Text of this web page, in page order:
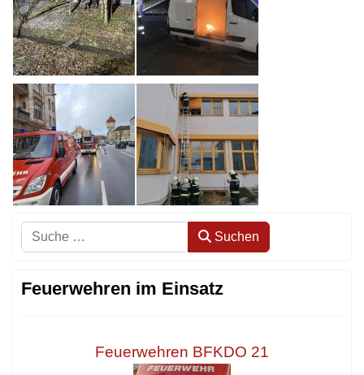
Suchen Suchen
Feuerwehren im Einsatz
Feuerwehren BFKDO 21